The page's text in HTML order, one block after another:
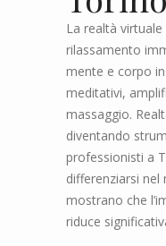
La realtà
rilassamento
mente e corpo
meditativi,
massaggio.
diventando
professionisti a
differenziarsi nel
mostrano che
riduce